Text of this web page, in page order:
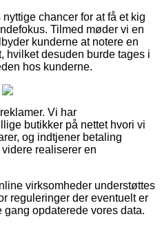
chancer for at få et kig
Tilmed møder vi en
kunderne at notere en
hvilket desuden burde tages i
hos kunderne.
Vi har
butikker på nettet hvori vi
og indtjener betaling
realiserer en
virksomheder understøttes
reguleringer der eventuelt er
opdaterede vores data.